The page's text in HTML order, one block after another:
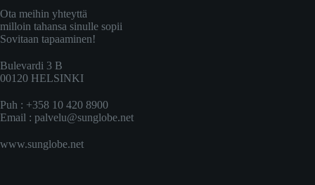
Ota meihin yhteyttä
milloin tahansa sinulle sopii
Sovitaan tapaaminen!
Bulevardi 3 B
00120 HELSINKI
Puh : +358 10 420 8900
Email : palvelu@sunglobe.net
www.sunglobe.net